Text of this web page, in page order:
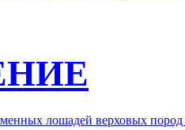
лошадей верховых